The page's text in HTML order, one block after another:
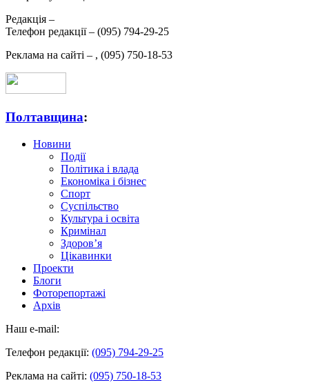
Редакція –
Телефон редакції – (095) 794-29-25
Реклама на сайті – , (095) 750-18-53
Полтавщина:
Новини
Події
Політика і влада
Економіка і бізнес
Спорт
Суспільство
Культура і освіта
Кримінал
Здоров’я
Цікавинки
Проекти
Блоги
Фоторепортажі
Архів
Наш e-mail:
Телефон редакції: (095) 794-29-25
Реклама на сайті: (095) 750-18-53